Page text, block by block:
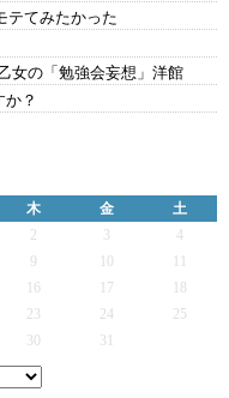
テてみたかった
女の「勉強会妄想」洋館
？
木 金
土
2 3
4
9
16 17
23 24
25
30 31